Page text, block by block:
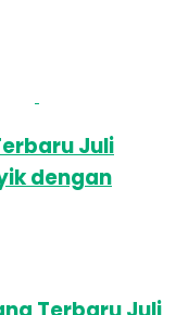
Juli
dengan